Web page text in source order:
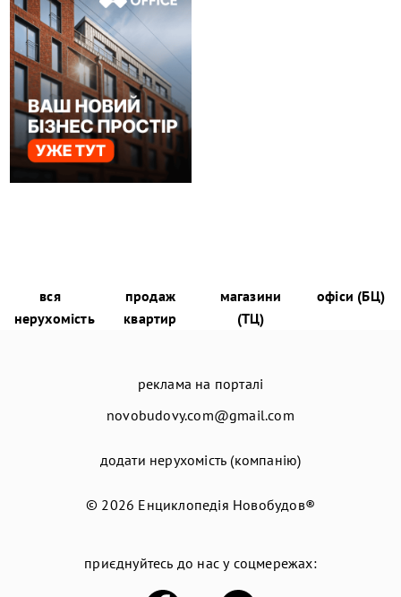
вся
нерухомість
продаж
квартир
магазини
(ТЦ)
офіси (БЦ)
реклама на порталі
novobudovy.com@gmail.com
додати нерухомість (компанію)
© 2026 Енциклопедія Новобудов®
приєднуйтесь до нас у соцмережах: